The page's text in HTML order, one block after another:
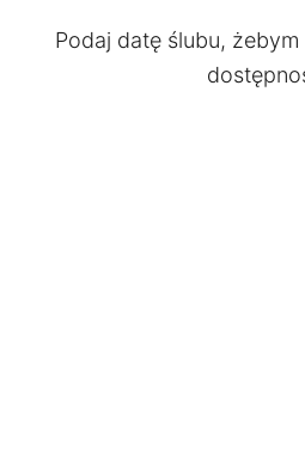
Podaj datę ślubu,